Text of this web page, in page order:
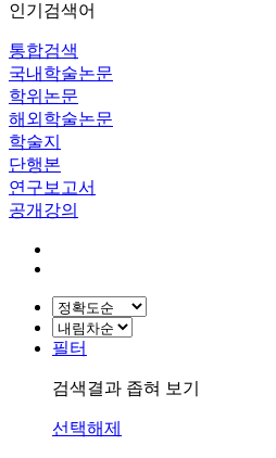
인기검색어
통합검색
국내학술논문
학위논문
해외학술논문
학술지
단행본
연구보고서
공개강의
필터
검색결과 좁혀 보기
선택해제